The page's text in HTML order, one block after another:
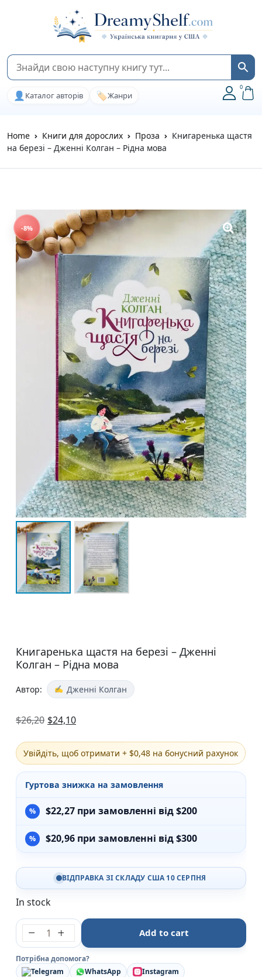
👤 Каталог авторів 🏷️Жанри
0
Home Книги для дорослих Проза
Книгаренька щастя
на березі – Дженні Колган – Рідна мова
-8%
Книгаренька щастя на березі – Дженні
Колган – Рідна мова
Автор: Дженні Колган
$26,20 $24,10
Увійдіть, щоб отримати + $0,48 на бонусний рахунок
Гуртова знижка на замовлення
$22,27 при замовленні від $200
$20,96 при замовленні від $300
ВІДПРАВКА ЗІ СКЛАДУ США 10 СЕРПНЯ
In stock
Книгаренька щастя на березі - Дженні Колган -
Add to cart
Потрібна допомога?
Telegram
WhatsApp Instagram